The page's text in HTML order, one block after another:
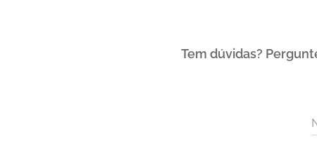
Tem dúvidas?